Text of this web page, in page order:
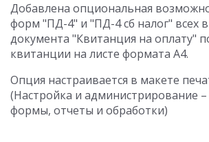
Добавлена опциональная
форм "ПД-4" и "ПД-4 сб налог" всех
документа "Квитанция на оплату"
квитанции на листе формата А4.
Опция настраивается в макете
(Настройка и администрирование
формы, отчеты и обработки)